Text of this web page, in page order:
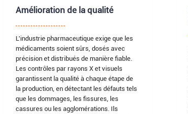
Amélioration de la qualité
L'industrie pharmaceutique exige que les
médicaments soient sûrs, dosés avec
précision et distribués de manière fiable.
Les contrôles par rayons X et visuels
garantissent la qualité à chaque étape de
la production, en détectant les défauts tels
que les dommages, les fissures, les
cassures ou les agglomérations. Ils